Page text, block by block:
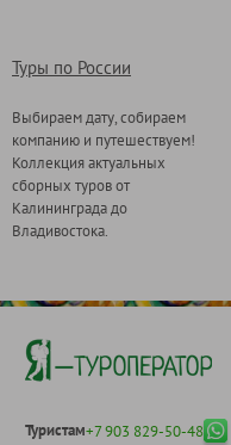
Туры по России
Выбираем дату, собираем
компанию и путешествуем!
Коллекция актуальных
сборных туров от
Калининграда до
Владивостока.
Туристам+7 903 829-50-48